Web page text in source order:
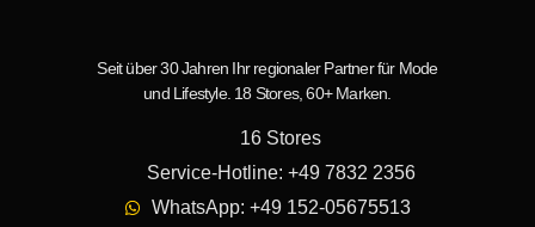
Seit über 30 Jahren Ihr regionaler Partner für Mode
und Lifestyle. 18 Stores, 60+ Marken.
16 Stores
Service-Hotline: +49 7832 2356
WhatsApp: +49 152-05675513